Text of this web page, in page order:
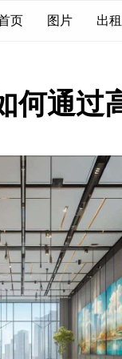
页 图片 出租
何通过